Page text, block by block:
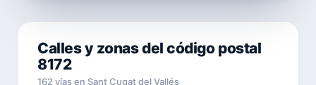
Calles y zonas del código postal
8172
162 vías en Sant Cugat del Vallés